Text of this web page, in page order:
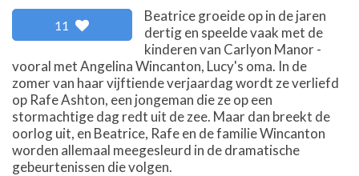
11
Beatrice groeide op in de jaren
dertig en speelde vaak met de
kinderen van Carlyon Manor -
vooral met Angelina Wincanton, Lucy's oma. In de
zomer van haar vijftiende verjaardag wordt ze verliefd
op Rafe Ashton, een jongeman die ze op een
stormachtige dag redt uit de zee. Maar dan breekt de
oorlog uit, en Beatrice, Rafe en de familie Wincanton
worden allemaal meegesleurd in de dramatische
gebeurtenissen die volgen.